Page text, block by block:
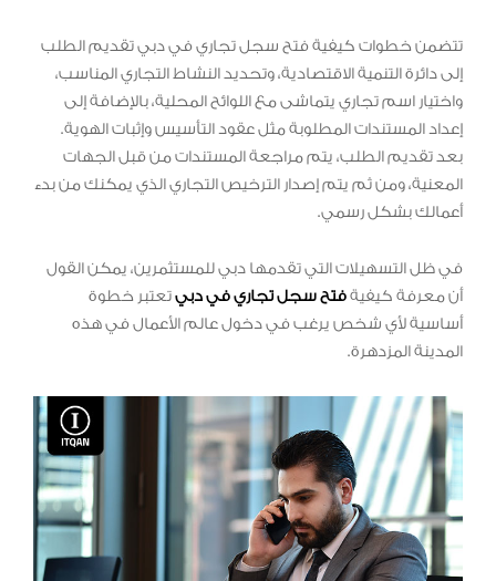
تتضمن خطوات كيفية فتح سجل تجاري في دبي تقديم الطلب
إلى دائرة التنمية الاقتصادية، وتحديد النشاط التجاري المناسب،
واختيار اسم تجاري يتماشى مع اللوائح المحلية، بالإضافة إلى
إعداد المستندات المطلوبة مثل عقود التأسيس وإثبات الهوية.
بعد تقديم الطلب، يتم مراجعة المستندات من قبل الجهات
المعنية، ومن ثم يتم إصدار الترخيص التجاري الذي يمكنك من بدء
أعمالك بشكل رسمي.
في ظل التسهيلات التي تقدمها دبي للمستثمرين، يمكن القول
أن معرفة كيفيةفتح سجل تجاري في دبيتعتبر خطوة
أساسية لأي شخص يرغب في دخول عالم الأعمال في هذه
المدينة المزدهرة.